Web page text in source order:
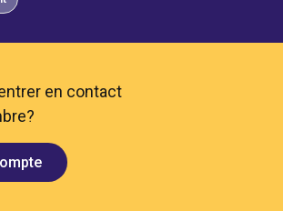
en contact